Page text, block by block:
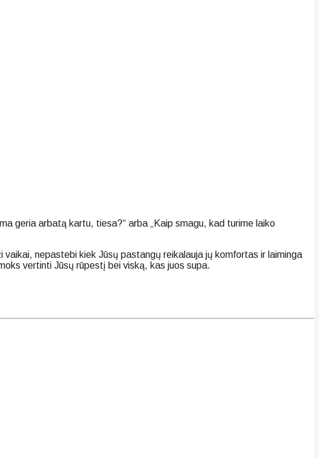
geria arbatą kartu, tiesa?“ arba „Kaip smagu, kad turime laiko
nepastebi kiek Jūsų pastangų reikalauja jų komfortas ir laiminga
vertinti Jūsų rūpestį bei viską, kas juos supa.